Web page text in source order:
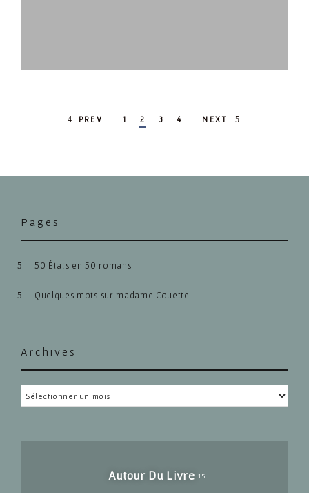
Posts
PREV 1 2 3 4 NEXT
Pages
50 États en 50 romans
Quelques mots sur madame Couette
Archives
Archives
Autour Du Livre 15